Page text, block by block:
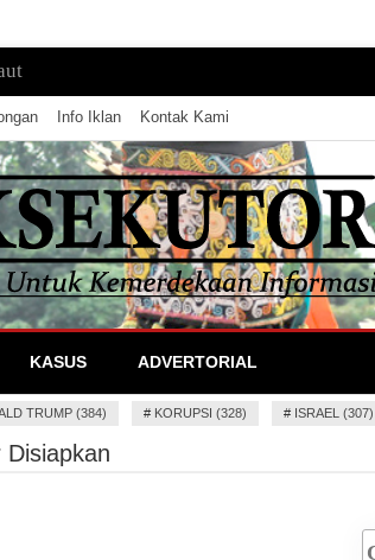
Info Iklan Kontak Kami
KASUS ADVERTORIAL
TRUMP (384) # KORUPSI (328) # ISRAEL (307)